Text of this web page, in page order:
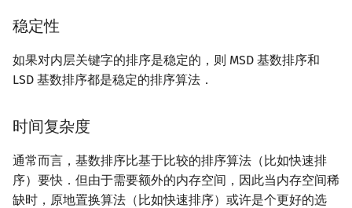
稳定性
如果对内层关键字的排序是稳定的，则 MSD 基数排序和
LSD 基数排序都是稳定的排序算法．
时间复杂度
通常而言，基数排序比基于比较的排序算法（比如快速排
序）要快．但由于需要额外的内存空间，因此当内存空间稀
缺时，原地置换算法（比如快速排序）或许是个更好的选